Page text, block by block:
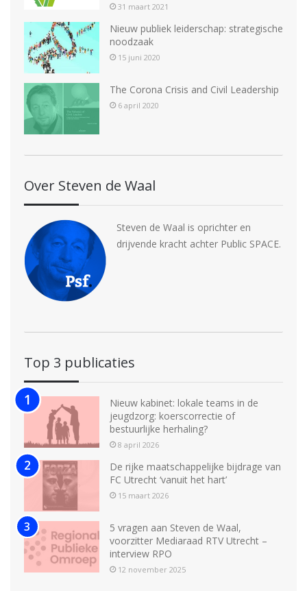
31 maart 2021
Nieuw publiek leiderschap: strategische
noodzaak
15 juni 2020
The Corona Crisis and Civil Leadership
6 april 2020
Over Steven de Waal
Steven de Waal is oprichter en
drijvende kracht achter Public SPACE.
Top 3 publicaties
Nieuw kabinet: lokale teams in de
jeugdzorg: koerscorrectie of
bestuurlijke herhaling?
8 april 2026
De rijke maatschappelijke bijdrage van
FC Utrecht ‘vanuit het hart’
15 maart 2026
5 vragen aan Steven de Waal,
voorzitter Mediaraad RTV Utrecht –
interview RPO
12 november 2025